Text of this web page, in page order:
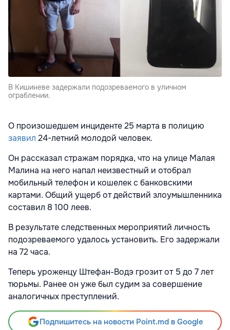
В Кишиневе задержали подозреваемого в уличном
ограблении.
О произошедшем инциденте 25 марта в полицию
заявил 24-летний молодой человек.
Он рассказал стражам порядка, что на улице Малая
Малина на него напал неизвестный и отобрал
мобильный телефон и кошелек с банковскими
картами. Общий ущерб от действий злоумышленника
составил 8 100 леев.
В результате следственных мероприятий личность
подозреваемого удалось установить. Его задержали
на 72 часа.
Теперь уроженцу Штефан-Водэ грозит от 5 до 7 лет
тюрьмы. Ранее он уже был судим за совершение
аналогичных преступлений.
Подпишитесь на новости Point.md в Google